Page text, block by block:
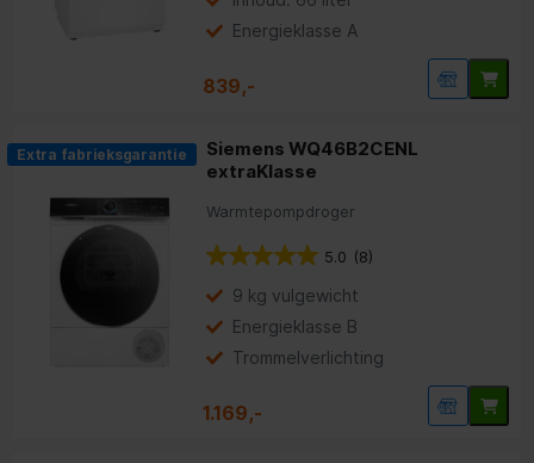
Energieklasse A
839,-
Extra fabrieksgarantie
Siemens WQ46B2CENL
extraKlasse
Warmtepompdroger
5.0 (8)
9 kg vulgewicht
Energieklasse B
Trommelverlichting
1.169,-